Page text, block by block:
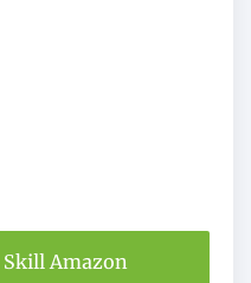
Amazon